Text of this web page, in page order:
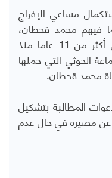
مساعي الإفراج
فيهم محمد قحطان،
مطالبة بسرعة الإفراج عنه لمضي أكثر من 11 عاما منذ
الحوثي التي حملها
محمد قحطان.
المطالبة بتشكيل
عن مصيره في حال عدم